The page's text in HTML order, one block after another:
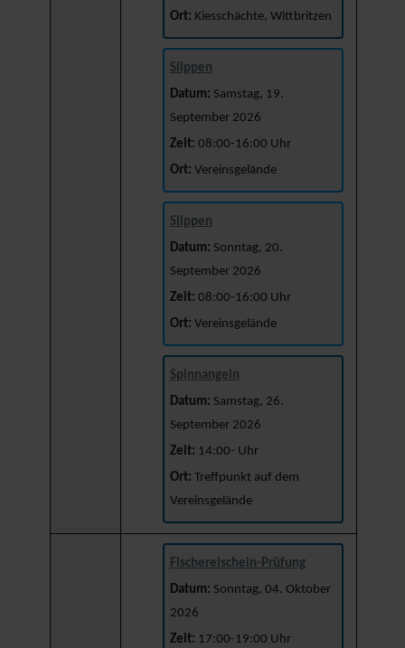
Ort: Kiesschächte, Wittbritzen
Slippen
Datum: Samstag, 19.
September 2026
Zeit: 08:00-16:00 Uhr
Ort: Vereinsgelände
Slippen
Datum: Sonntag, 20.
September 2026
Zeit: 08:00-16:00 Uhr
Ort: Vereinsgelände
Spinnangeln
Datum: Samstag, 26.
September 2026
Zeit: 14:00- Uhr
Ort: Treffpunkt auf dem
Vereinsgelände
Fischereischein-Prüfung
Datum: Sonntag, 04. Oktober
2026
Zeit: 17:00-19:00 Uhr